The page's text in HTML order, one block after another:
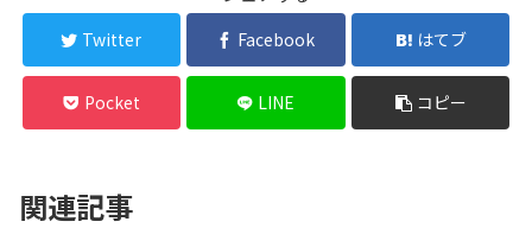
Twitter Facebook はてブ
Pocket LINE コピー
関連記事